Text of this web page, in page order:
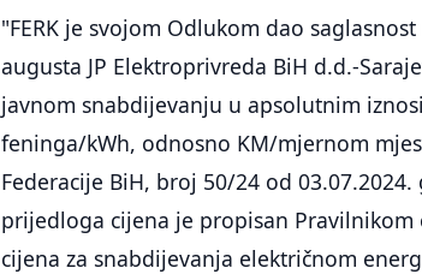
"FERK je svojom Odlukom dao
augusta JP Elektroprivreda BiH d.d.-
javnom snabdijevanju u apsolutnim
feninga/kWh, odnosno KM/mjernom
Federacije BiH, broj 50/24 od
prijedloga cijena je propisan
cijena za snabdijevanja električnom